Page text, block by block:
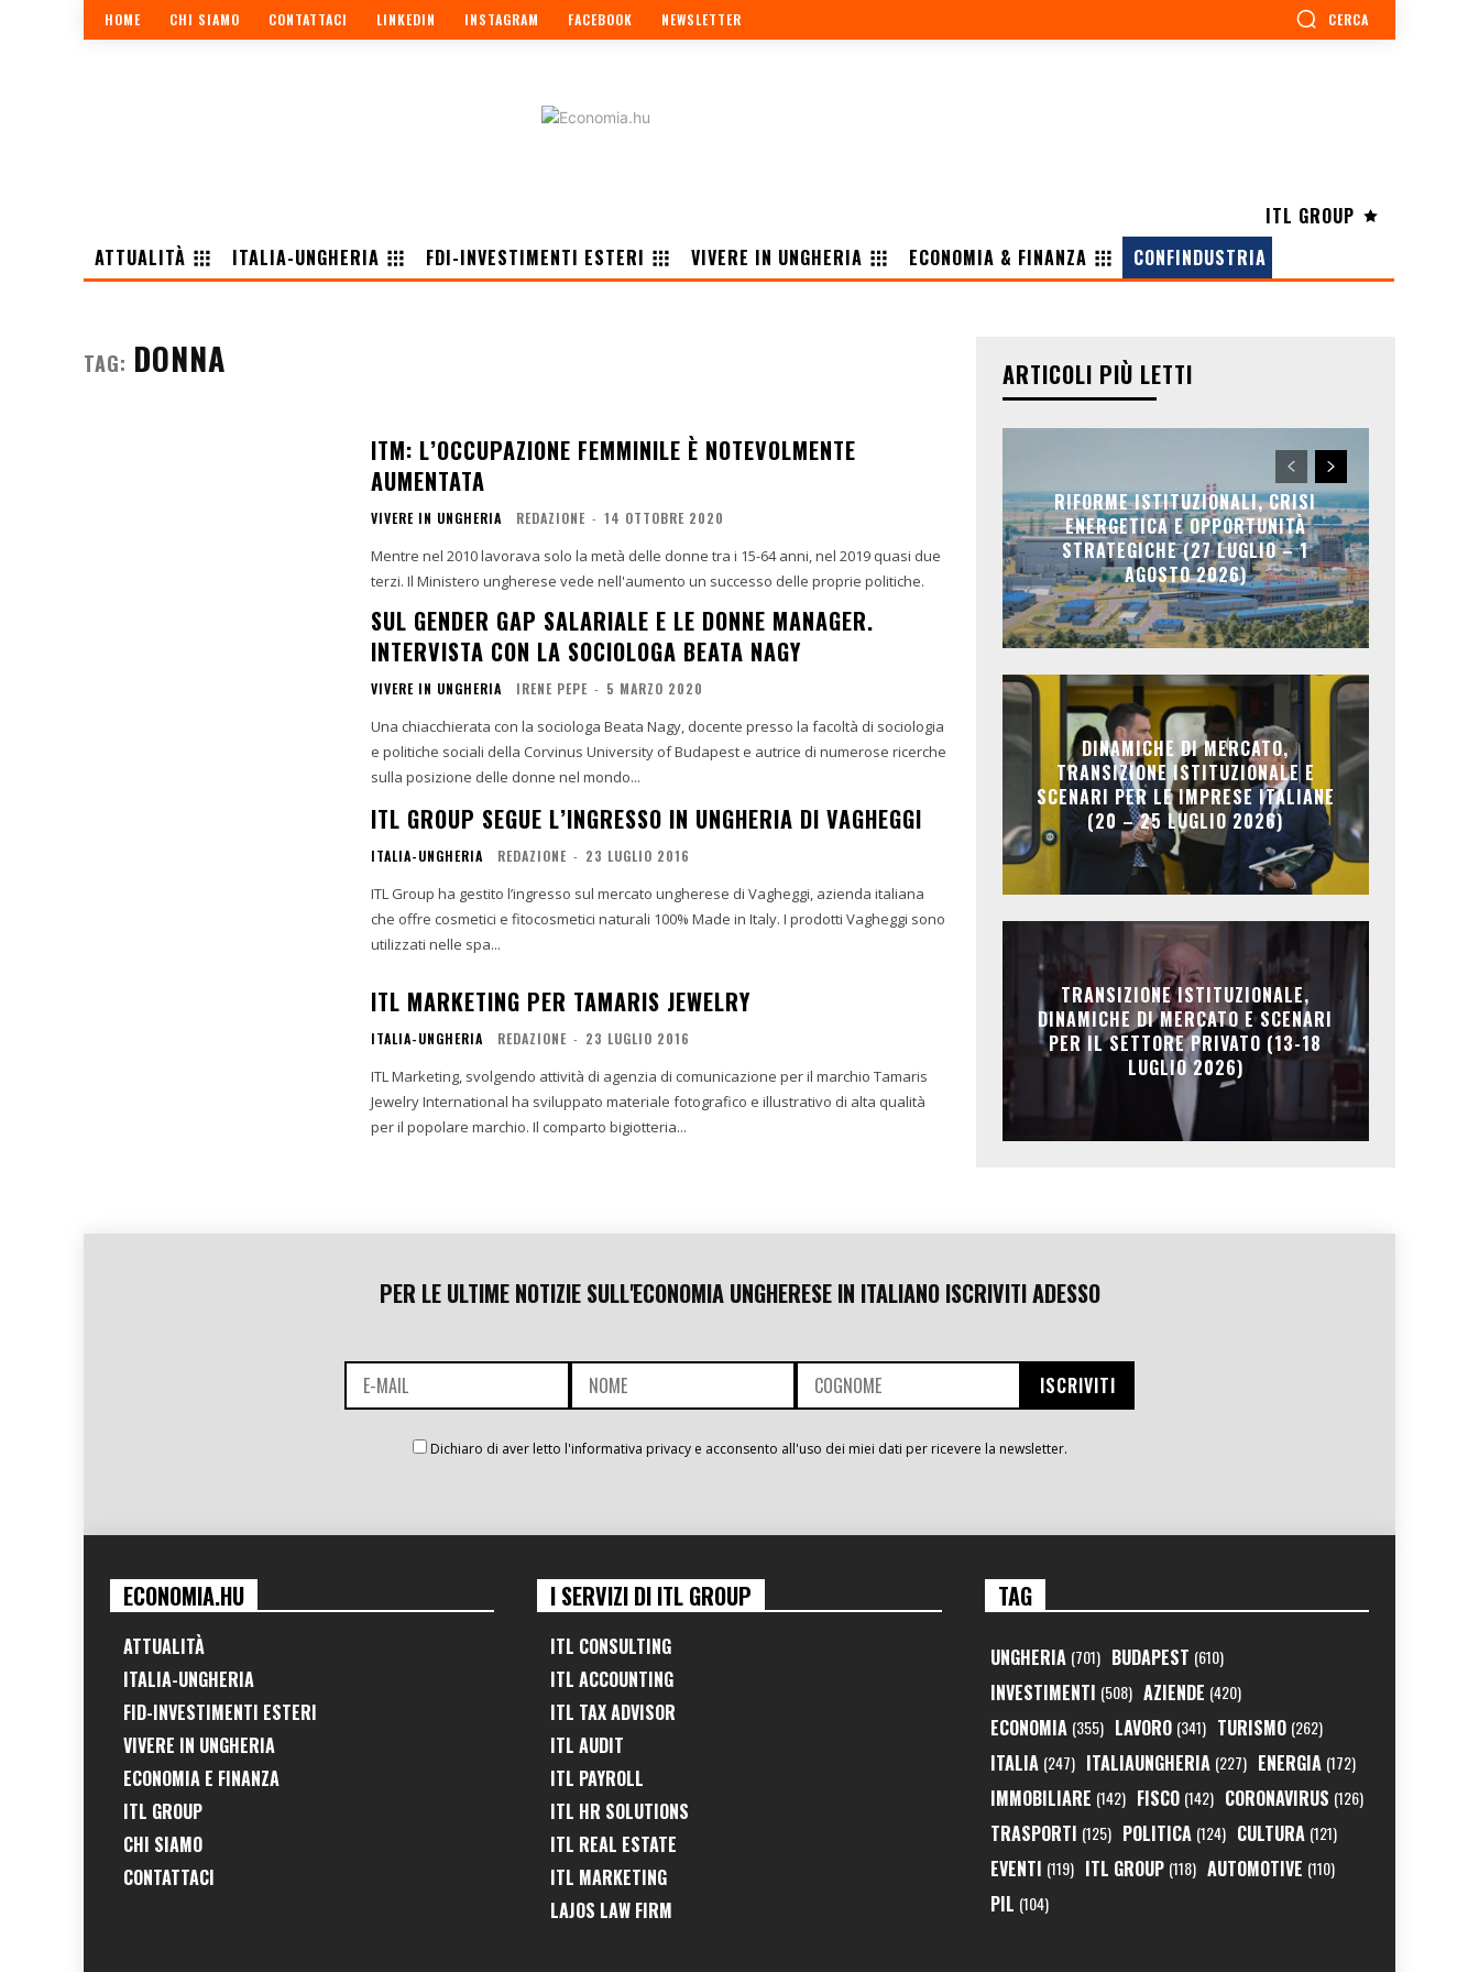
HOME CHI SIAMO CONTATTACI LINKEDIN INSTAGRAM FACEBOOK NEWSLETTER CERCA
ITL GROUP
ATTUALITÀ
ITALIA-UNGHERIA FDI-INVESTIMENTI ESTERI VIVERE IN UNGHERIA ECONOMIA & FINANZA CONFINDUSTRIA
TAG: DONNA
ITM: L’OCCUPAZIONE FEMMINILE È NOTEVOLMENTE
AUMENTATA
VIVERE IN UNGHERIA REDAZIONE - 14 OTTOBRE 2020
Mentre nel 2010 lavorava solo la metà delle donne tra i 15-64 anni, nel 2019 quasi due
terzi. Il Ministero ungherese vede nell'aumento un successo delle proprie politiche.
SUL GENDER GAP SALARIALE E LE DONNE MANAGER.
INTERVISTA CON LA SOCIOLOGA BEATA NAGY
VIVERE IN UNGHERIA IRENE PEPE - 5 MARZO 2020
Una chiacchierata con la sociologa Beata Nagy, docente presso la facoltà di sociologia
e politiche sociali della Corvinus University of Budapest e autrice di numerose ricerche
sulla posizione delle donne nel mondo...
ITL GROUP SEGUE L’INGRESSO IN UNGHERIA DI VAGHEGGI
ITALIA-UNGHERIA REDAZIONE - 23 LUGLIO 2016
ITL Group ha gestito l’ingresso sul mercato ungherese di Vagheggi, azienda italiana
che offre cosmetici e fitocosmetici naturali 100% Made in Italy. I prodotti Vagheggi sono
utilizzati nelle spa...
ITL MARKETING PER TAMARIS JEWELRY
ITALIA-UNGHERIA REDAZIONE - 23 LUGLIO 2016
ITL Marketing, svolgendo attività di agenzia di comunicazione per il marchio Tamaris
Jewelry International ha sviluppato materiale fotografico e illustrativo di alta qualità
per il popolare marchio. Il comparto bigiotteria...
ARTICOLI PIÙ LETTI
RIFORME ISTITUZIONALI, CRISI
ENERGETICA E OPPORTUNITÀ
STRATEGICHE (27 LUGLIO – 1
AGOSTO 2026)
DINAMICHE DI MERCATO,
TRANSIZIONE ISTITUZIONALE E
SCENARI PER LE IMPRESE ITALIANE
(20 – 25 LUGLIO 2026)
TRANSIZIONE ISTITUZIONALE,
DINAMICHE DI MERCATO E SCENARI
PER IL SETTORE PRIVATO (13-18
LUGLIO 2026)
PER LE ULTIME NOTIZIE SULL'ECONOMIA UNGHERESE IN ITALIANO ISCRIVITI ADESSO
Dichiaro di aver letto l'informativa privacy e acconsento all'uso dei miei dati per ricevere la newsletter.
ECONOMIA.HU
ATTUALITÀ
ITALIA-UNGHERIA
FID-INVESTIMENTI ESTERI
VIVERE IN UNGHERIA
ECONOMIA E FINANZA
ITL GROUP
CHI SIAMO
CONTATTACI
I SERVIZI DI ITL GROUP
ITL CONSULTING
ITL ACCOUNTING
ITL TAX ADVISOR
ITL AUDIT
ITL PAYROLL
ITL HR SOLUTIONS
ITL REAL ESTATE
ITL MARKETING
LAJOS LAW FIRM
TAG
UNGHERIA (701) BUDAPEST (610)
INVESTIMENTI (508) AZIENDE (420)
ECONOMIA (355) LAVORO (341) TURISMO (262)
ITALIA (247) ITALIAUNGHERIA (227) ENERGIA (172)
IMMOBILIARE (142) FISCO (142) CORONAVIRUS (126)
TRASPORTI (125) POLITICA (124) CULTURA (121)
EVENTI (119) ITL GROUP (118) AUTOMOTIVE (110)
PIL (104)